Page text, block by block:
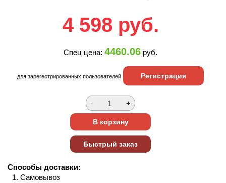
4 598 руб.
Спец цена: 4460.06 руб.
для зарегестрированных пользователей Регистрация
Способы доставки:
Самовывоз